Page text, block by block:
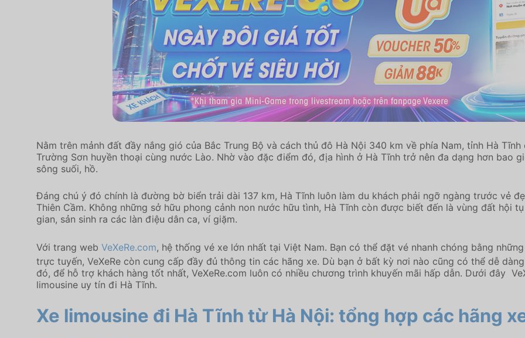
Nằm trên mảnh đất đầy nắng gió của Bắc Trung Bộ và cách thủ đô Hà Nội 340 km về phía Nam, tỉnh Hà
Trường Sơn huyền thoại cùng nước Lào. Nhờ vào đặc điểm đó, địa hình ở Hà Tĩnh trở nên đa dạng hơn bao
sông suối, hồ.
Đáng chú ý đó chính là đường bờ biển trải dài 137 km, Hà Tĩnh luôn làm du khách phải ngỡ ngàng trước vẻ
Thiên Cầm. Không những sở hữu phong cảnh non nước hữu tình, Hà Tĩnh còn được biết đến là vùng đất hội
gian, sản sinh ra các làn điệu dân ca, ví giặm.
Với trang web VeXeRe.com, hệ thống vé xe lớn nhất tại Việt Nam. Bạn có thể đặt vé nhanh chóng bằng
trực tuyến, VeXeRe còn cung cấp đầy đủ thông tin các hãng xe. Dù bạn ở bất kỳ nơi nào cũng có thể dễ
đó, để hỗ trợ khách hàng tốt nhất, VeXeRe.com luôn có nhiều chương trình khuyến mãi hấp dẫn. Dưới đây
limousine uy tín đi Hà Tĩnh.
Xe limousine đi Hà Tĩnh từ Hà Nội: tổng hợp các hãng